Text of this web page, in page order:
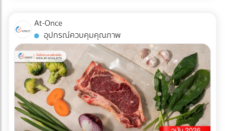
หรือรถตอกเสาเข็ม จมน้ำ นี่คือกรณีศึกษาและบทเรียนการจัดการ
พื้นที่ก่อสร้าง ว่าด้วย วิธีป้องกันเครื่องจักรเสียหายจากน้ำท่วม
ด้วยการวาง ระบบระบายน้ำ (Drainage System) อย่างมืออาชีพ
ปัญหาและความท้าทายของพื้นที่ลุ่มต่ำ ไซต์งานในพื้นที่ลุ่มต่ำมัก
เผชิญกับสภาพดินเหนียวที่อุ้มน้ำ (ไม่ซึมน้ำ) และมีระดับน้ำใต้ดิน
สูง เมื่อเกิดฝนตกหนัก น้ำจะขังตัวอย่างรวดเร็ว ทำให้ดินทรุดตัว
เครื่องจักรหนักติดหล่ม และเกิด Downtime หรือเวลาที่สูญเปล่า
ของโครงการที่ประเมินค่าไม่ได้ กล่าวคือ ปัญหาน้ำท่วมขังในพื้นที่
ลุ่มต่ำ ไม่ได้สร้างความเสียหายแค่ค่าซ่อมบำรุงเครื่องจักรเท่านั้น
At-Once
อุปกรณ์ควบคุมคุณภาพ